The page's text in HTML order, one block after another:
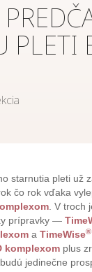
PLETI
starnutia pleti už
čo rok vďaka
. V troch
prípravky —
a TimeWise®
komplexom plus
jedinečne